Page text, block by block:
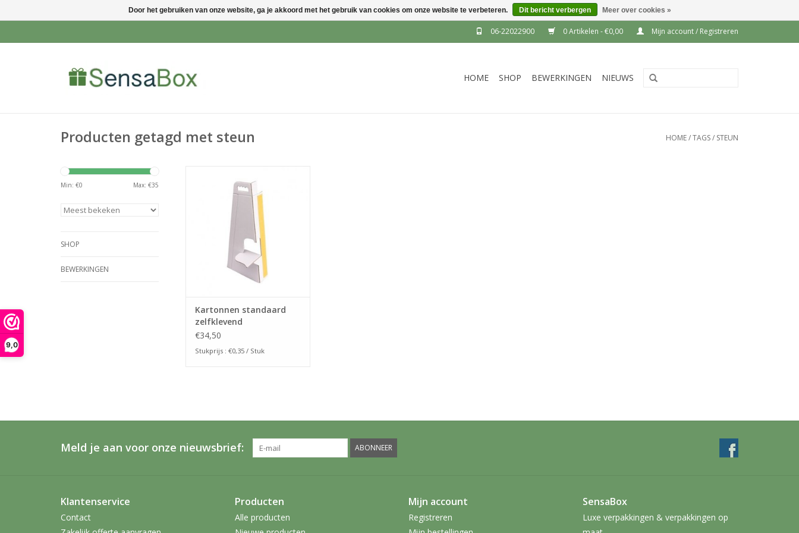
9,0
06-22022900 0 Artikelen - €0,00 Mijn account / Registreren
HOME SHOP BEWERKINGEN NIEUWS
Producten getagd met steun HOME/TAGS/ STEUN
Min: €0 Max: €35
SHOP
BEWERKINGEN
geschikt voor diverse panelen.
Deze Standaards worden ook
wel ezels genoemd. Ze zijn aan
2zijden wit en voorzien van een
dubbelzijdige tape.
TOEVOEGEN AAN WINKELWAGEN
Kartonnen standaard
zelfklevend
€34,50
Stukprijs : €0,35 / Stuk
Meld je aan voor onze nieuwsbrief: ABONNEER
Klantenservice
Contact
Producten
Alle producten
Mijn account
Registreren
SensaBox
Luxe verpakkingen & verpakkingen op
Door het gebruiken van onze website, ga je akkoord met het gebruik van cookies om onze website te verbeteren. Dit bericht verbergen Meer over cookies »